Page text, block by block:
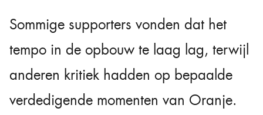
Sommige supporters vonden dat het
tempo in de opbouw te laag lag, terwijl
anderen kritiek hadden op bepaalde
verdedigende momenten van Oranje.